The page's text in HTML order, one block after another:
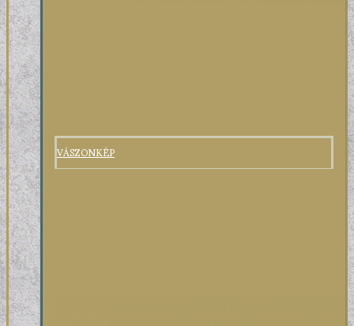
VÁSZONKÉP